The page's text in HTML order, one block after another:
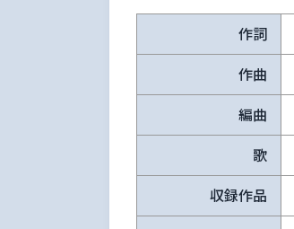
作詞
作曲
編曲
歌
収録作品